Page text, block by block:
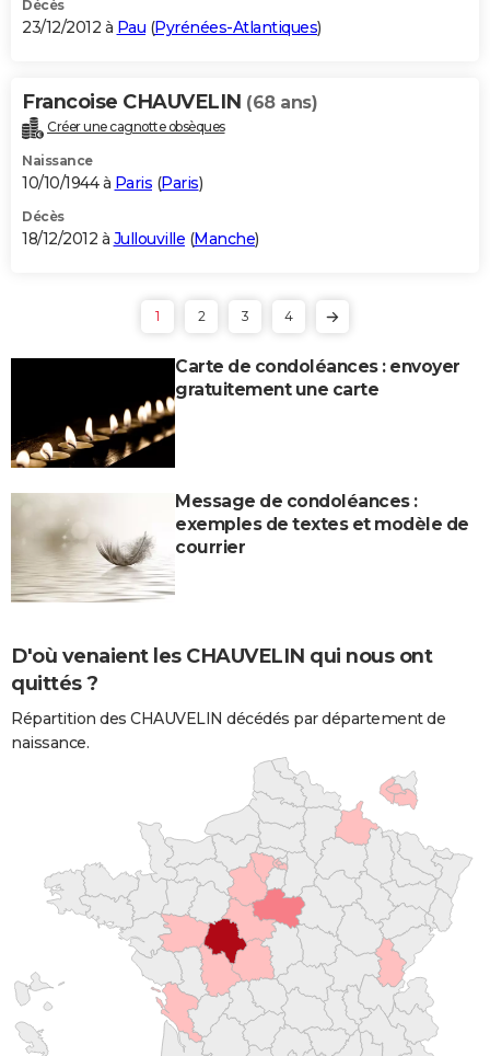
Décès
23/12/2012 à Pau (Pyrénées-Atlantiques)
Francoise CHAUVELIN (68 ans)
Créer une cagnotte obsèques
Naissance
10/10/1944 à Paris (Paris)
Décès
18/12/2012 à Jullouville (Manche)
1 2 3 4
Carte de condoléances : envoyer
gratuitement une carte
Message de condoléances :
exemples de textes et modèle de
courrier
D'où venaient les CHAUVELIN qui nous ont
quittés ?
Répartition des CHAUVELIN décédés par département de
naissance.